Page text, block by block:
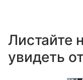
Листайте
увидеть